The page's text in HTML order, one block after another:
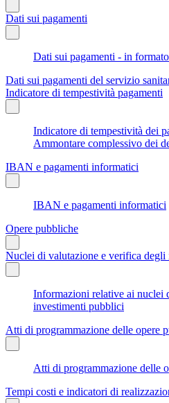
Dati sui pagamenti
Dati sui pagamenti - in
Dati sui pagamenti del servizio
Indicatore di tempestività pagamenti
Indicatore di tempestività dei
Ammontare complessivo dei
IBAN e pagamenti informatici
IBAN e pagamenti informatici
Opere pubbliche
Nuclei di valutazione e verifica
Informazioni relative ai nuclei
investimenti pubblici
Atti di programmazione delle opere
Atti di programmazione delle
Tempi costi e indicatori di